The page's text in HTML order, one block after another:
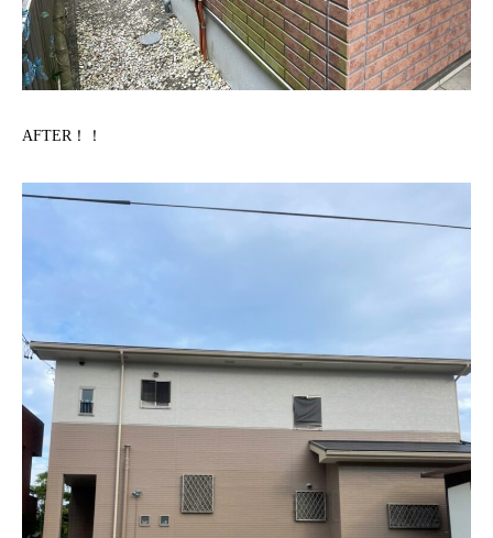
AFTER！！